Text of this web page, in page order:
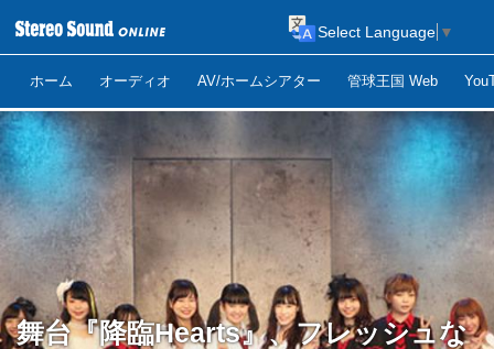
ホーム オーディオ AV/ホームシアター 管球王国 Web
Select Language ▼
舞台『降臨Hearts』、フレッシュな